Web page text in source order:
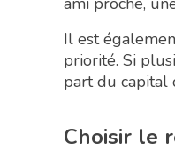
Il est
priorité. Si
part du capital
Choisir le